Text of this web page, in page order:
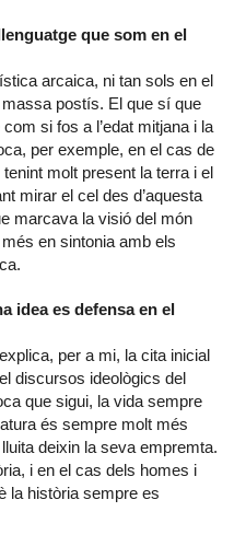
que som en el
arcaica, ni tan sols en el
massa postís. El que sí que
si fos a l’edat mitjana i la
per exemple, en el cas de
molt present la terra i el
mirar el cel des d’aquesta
marcava la visió del món
en sintonia amb els
idea es defensa en el
per a mi, la cita inicial
discursos ideològics del
que sigui, la vida sempre
és sempre molt més
deixin la seva empremta.
i en el cas dels homes i
la història sempre es